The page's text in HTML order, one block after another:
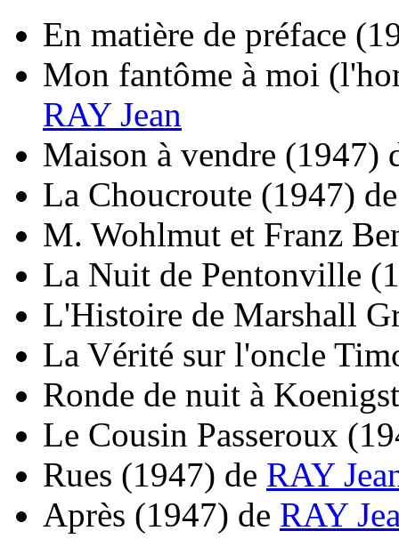
En matière de préface
Mon fantôme à moi
RAY Jean
Maison à vendre (1947)
La Choucroute (1947)
M. Wohlmut et Franz
La Nuit de Pentonville
L'Histoire de Marshall
La Vérité sur l'oncle
Ronde de nuit à
Le Cousin Passeroux
Rues (1947) de RAY
Après (1947) de RAY